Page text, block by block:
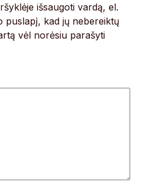
išsaugoti vardą, el.
puslapį, kad jų nebereiktų
vėl norėsiu parašyti